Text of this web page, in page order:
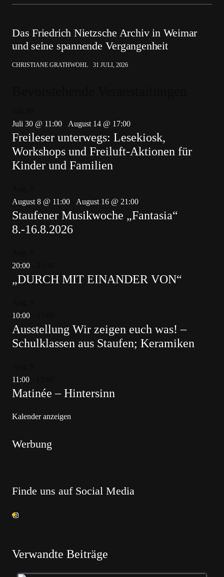
Das Friedrich Nietzsche Archiv in Weimar
und seine spannende Vergangenheit
CHRISTIANE GRATHWOHL 31 JULI, 2026
Juli 30 @ 11:00
August 14 @ 17:00
Freileser unterwegs: Lesekiosk,
Workshops und Freiluft-Aktionen für
Kinder und Familien
August 8 @ 11:00
August 16 @ 21:00
Staufener Musikwoche „Fantasia“
8.-16.8.2026
20:00
„DURCH MIT EINANDER VON“
10:00
Ausstellung Wir zeigen euch was! –
Schulklassen aus Staufen; Keramiken
11:00
Matinée – Hintersinn
Kalender anzeigen
Werbung
Finde uns auf Social Media
Verwandte Beiträge